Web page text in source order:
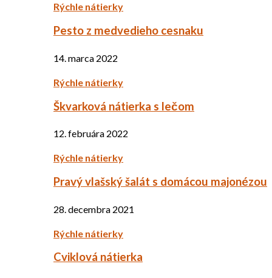
Rýchle nátierky
Pesto z medvedieho cesnaku
14. marca 2022
Rýchle nátierky
Škvarková nátierka s lečom
12. februára 2022
Rýchle nátierky
Pravý vlašský šalát s domácou majonézou
28. decembra 2021
Rýchle nátierky
Cviklová nátierka